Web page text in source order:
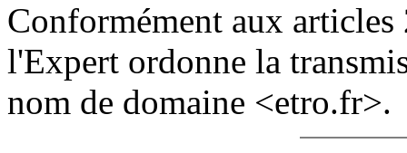
Conformément aux
l'Expert ordonne la
nom de domaine <etro.fr>.